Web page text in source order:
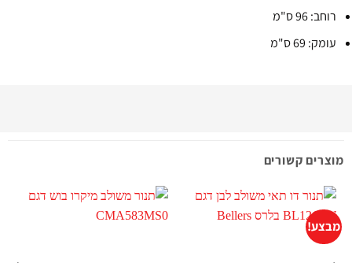
רוחב: 96 ס"מ
עומק: 69 ס"מ
מוצרים קשורים
מבצע!